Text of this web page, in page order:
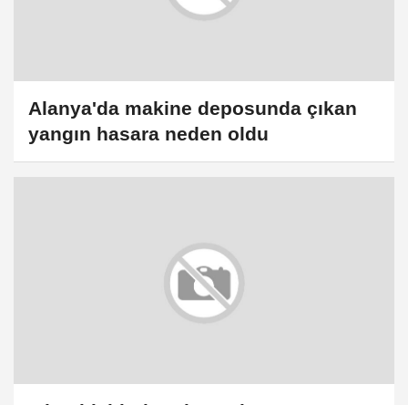
Alanya'da makine deposunda çıkan
yangın hasara neden oldu